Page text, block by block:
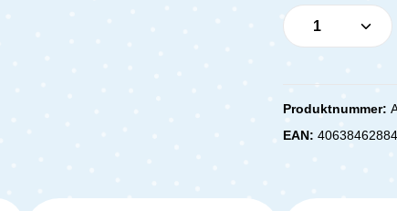
Produkt
Produktnummer:
EAN: